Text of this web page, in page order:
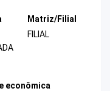
Matriz/Filial
FILIAL
econômica